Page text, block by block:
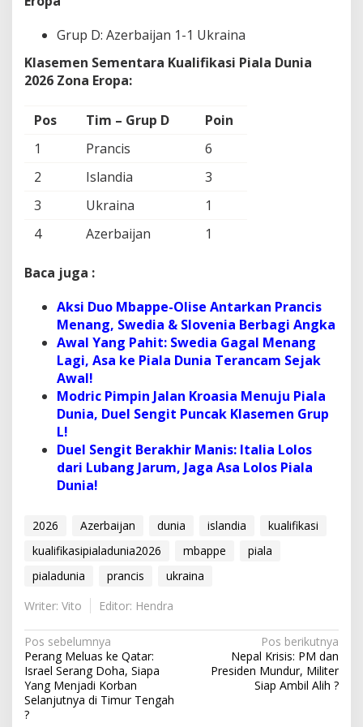
Grup D: Azerbaijan 1-1 Ukraina
Klasemen Sementara Kualifikasi Piala Dunia
2026 Zona Eropa:
Pos Tim – Grup D
Poin
1
Prancis
6
2
Islandia
3
3
Ukraina
1
4
Azerbaijan 1
Baca juga :
Aksi Duo Mbappe-Olise Antarkan Prancis
Menang, Swedia & Slovenia Berbagi Angka
Awal Yang Pahit: Swedia Gagal Menang
Lagi, Asa ke Piala Dunia Terancam Sejak
Awal!
Modric Pimpin Jalan Kroasia Menuju Piala
Dunia, Duel Sengit Puncak Klasemen Grup
L!
Duel Sengit Berakhir Manis: Italia Lolos
dari Lubang Jarum, Jaga Asa Lolos Piala
Dunia!
2026 Azerbaijan dunia islandia
kualifikasi
kualifikasipialadunia2026
mbappe
piala
pialadunia
prancis
ukraina
Writer: Vito
Editor: Hendra
N
a
v
i
Pos sebelumnya
Perang Meluas ke Qatar:
Israel Serang Doha, Siapa
Yang Menjadi Korban
Selanjutnya di Timur Tengah
?
Pos berikutnya
Nepal Krisis: PM dan
Presiden Mundur, Militer
Siap Ambil Alih ?